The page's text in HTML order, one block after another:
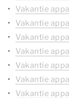
Vakantie
Vakantie
Vakantie
Vakantie
Vakantie
Vakantie
Vakantie